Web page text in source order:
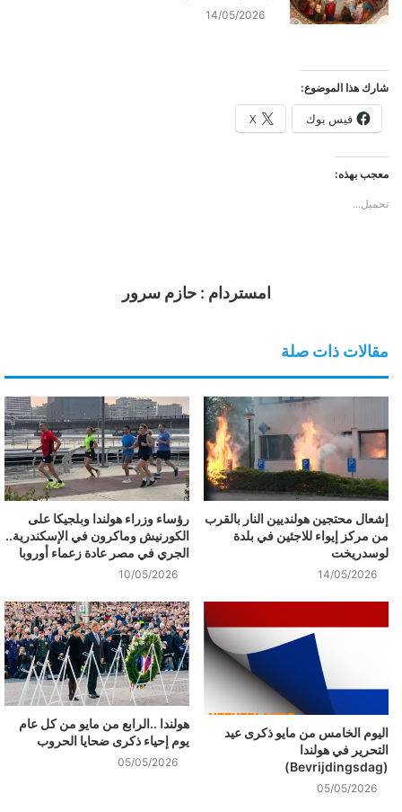
14/05/2026
شارك هذا الموضوع:
فيس بوك X
معجب بهذه:
تحميل...
امستردام : حازم سرور
مقالات ذات صلة
إشعال محتجين هولنديين النار بالقرب
من مركز إيواء للاجئين في بلدة
لوسدريخت
14/05/2026
رؤساء وزراء هولندا وبلجيكا على
الكورنيش وماكرون في الإسكندرية..
الجري في مصر عادة زعماء أوروبا
10/05/2026
اليوم الخامس من مايو ذكرى عيد
التحرير في هولندا
(Bevrijdingsdag)
05/05/2026
هولندا ..الرابع من مايو من كل عام
يوم إحياء ذكرى ضحايا الحروب
05/05/2026